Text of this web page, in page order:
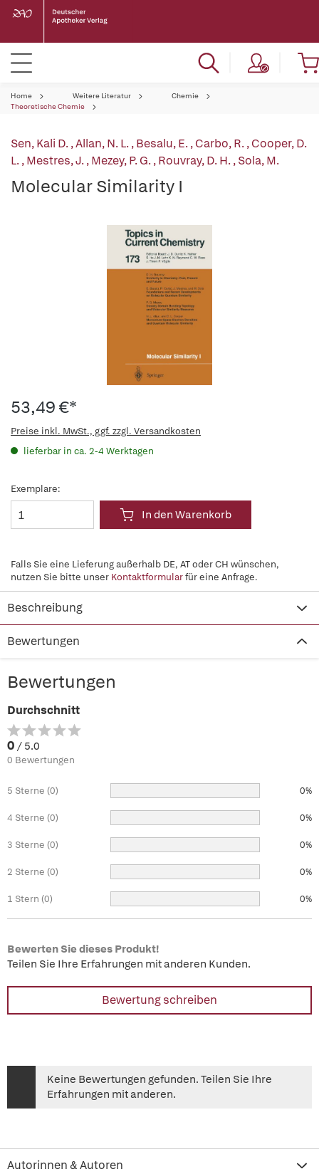
Home Weitere Literatur
Chemie
Theoretische Chemie
Sen, Kali D.,Allan, N. L.,Besalu, E.,Carbo, R.,Cooper, D.
L.,Mestres, J.,Mezey, P. G.,Rouvray, D. H.,Sola, M.
Molecular Similarity I
53,49 €*
Preise inkl. MwSt., ggf. zzgl. Versandkosten
lieferbar in ca. 2-4 Werktagen
Exemplare:
In den Warenkorb
Falls Sie eine Lieferung außerhalb DE, AT oder CH wünschen,
nutzen Sie bitte unser Kontaktformularfür eine Anfrage.
Beschreibung
Bewertungen
Bewertungen
Durchschnitt
0 / 5.0
0 Bewertungen
5 Sterne (0) 0%
4 Sterne (0) 0%
3 Sterne (0) 0%
2 Sterne (0) 0%
1 Stern (0) 0%
Bewerten Sie dieses Produkt!
Teilen Sie Ihre Erfahrungen mit anderen Kunden.
Bewertung schreiben
Keine Bewertungen gefunden. Teilen Sie Ihre
Erfahrungen mit anderen.
Autorinnen & Autoren